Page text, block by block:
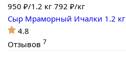
950 ₽/1.2 кг 792 ₽/кг
Сыр Мраморный Ичалки 1.2 кг
4.8
Отзывов 7